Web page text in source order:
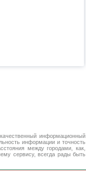
информационный
информации и точность
между городами, как,
сервису, всегда рады быть